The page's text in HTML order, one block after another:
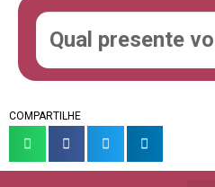
COMPARTILHE